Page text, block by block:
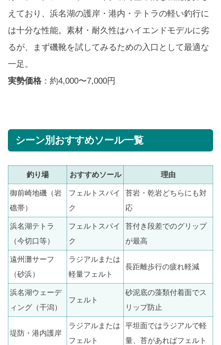
えており、浜名湖の護岸・港内・テトラの軽い釣行に
は十分な性能。素材・耐久性はハイエンドモデルに劣
るが、まず磯靴を試してみるための入口として最適な
一足。
実勢価格 ：約4,000〜7,000円
シーン別おすすめソール一覧
釣り場 おすすめソール 理由
御前崎地磯（岩
礁帯）
フェルトスパイ
ク
苔岩・乾岩どちらにも対
応
浜名湖テトラ
（今切口等）
フェルトスパイ
ク
苔付き段差でのグリップ
が最高
遠州灘サーフ
（砂浜）
ラジアルまたは
軽量フェルト
長距離歩行の疲れ軽減
浜名湖ウェーデ
ィング（干潟）
フェルト
砂泥底の藻類付着面でス
リップ防止
堤防・港内護岸
ラジアルまたは
フェルト
平坦面ではラジアルで軽
量、苔があればフェルト